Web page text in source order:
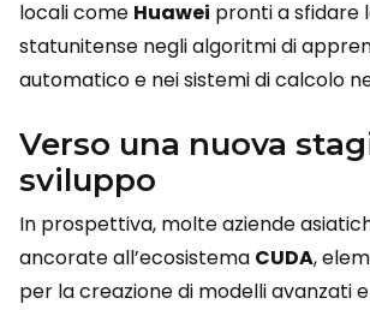
locali come Huawei pronti a sfidare
statunitense negli algoritmi di
automatico e nei sistemi di calcolo
Verso una nuova
sviluppo
In prospettiva, molte aziende
ancorate all’ecosistema CUDA,
per la creazione di modelli avanzati